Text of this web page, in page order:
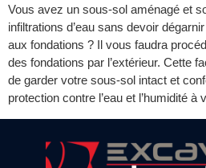
Vous avez un sous-sol aménagé et
infiltrations d’eau sans devoir
aux fondations ? Il vous faudra
des fondations par l’extérieur. Cette
de garder votre sous-sol intact et
protection contre l’eau et l’humidité à